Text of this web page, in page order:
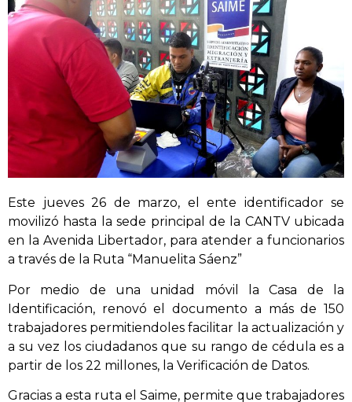
Este jueves 26 de marzo, el ente identificador se
movilizó hasta la sede principal de la CANTV ubicada
en la Avenida Libertador, para atender a funcionarios
a través de la Ruta “Manuelita Sáenz”
Por medio de una unidad móvil la Casa de la
Identificación, renovó el documento a más de 150
trabajadores permitiendoles facilitar la actualización y
a su vez los ciudadanos que su rango de cédula es a
partir de los 22 millones, la Verificación de Datos.
Gracias a esta ruta el Saime, permite que trabajadores